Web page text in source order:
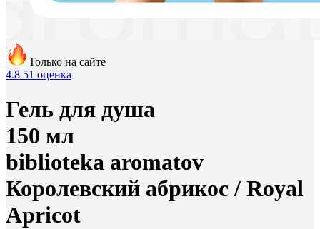
Только на сайте
4.8 51 оценка
Гель для душа
150 мл
biblioteka aromatov
Королевский абрикос / Royal
Apricot